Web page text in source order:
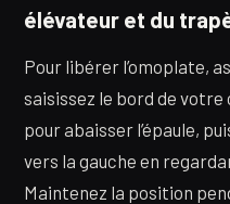
élévateur et du
Pour libérer l’omoplate,
saisissez le bord de
pour abaisser l’épaule,
vers la gauche en
Maintenez la position